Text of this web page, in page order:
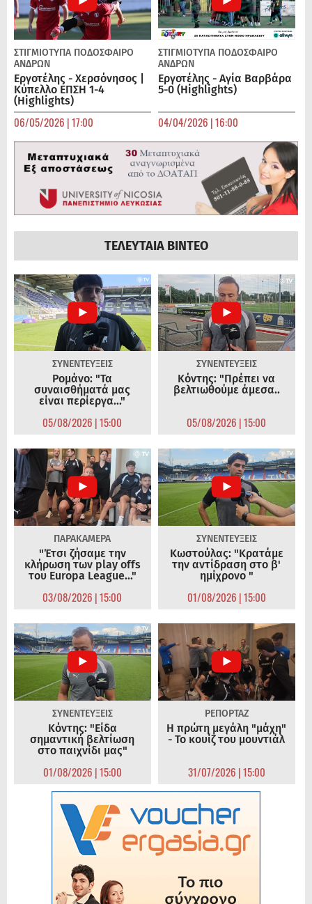
ΣΤΙΓΜΙΟΤΥΠΑ ΠΟΔΌΣΦΑΙΡΟ
ΑΝΔΡΏΝ
Εργοτέλης - Χερσόνησος |
Κύπελλο ΕΠΣΗ 1-4
(Highlights)
06/05/2026 | 17:00
ΣΤΙΓΜΙΟΤΥΠΑ ΠΟΔΌΣΦΑΙΡΟ
ΑΝΔΡΏΝ
Εργοτέλης - Αγία Βαρβάρα
5-0 (Highlights)
04/04/2026 | 16:00
ΤΕΛΕΥΤΑΙΑ ΒΙΝΤΕΟ
ΣΥΝΕΝΤΕΥΞΕΙΣ
Ρομάνο: "Τα
συναισθήματά μας
είναι περίεργα..."
05/08/2026 | 15:00
ΣΥΝΕΝΤΕΥΞΕΙΣ
Κόντης: "Πρέπει να
βελτιωθούμε άμεσα..
05/08/2026 | 15:00
ΠΑΡΑΚΑΜΕΡΑ
"Έτσι ζήσαμε την
κλήρωση των play offs
του Europa League..."
03/08/2026 | 15:00
ΣΥΝΕΝΤΕΥΞΕΙΣ
Κωστούλας: "Κρατάμε
την αντίδραση στο β'
ημίχρονο "
01/08/2026 | 15:00
ΣΥΝΕΝΤΕΥΞΕΙΣ
Κόντης: "Είδα
σημαντική βελτίωση
στο παιχνίδι μας"
01/08/2026 | 15:00
ΡΕΠΟΡΤΑΖ
Η πρώτη μεγάλη "μάχη"
- Το κουίζ του μουντιάλ
31/07/2026 | 15:00